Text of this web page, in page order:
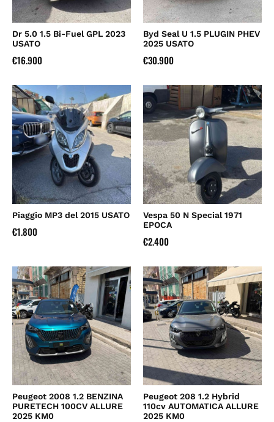
Dr 5.0 1.5 Bi-Fuel GPL 2023
USATO
€16.900
Byd Seal U 1.5 PLUGIN PHEV
2025 USATO
€30.900
Piaggio MP3 del 2015 USATO
€1.800
Vespa 50 N Special 1971
EPOCA
€2.400
Peugeot 2008 1.2 BENZINA
PURETECH 100CV ALLURE
2025 KM0
Peugeot 208 1.2 Hybrid
110cv AUTOMATICA ALLURE
2025 KM0